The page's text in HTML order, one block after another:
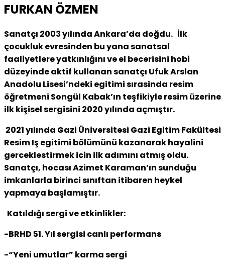
FURKAN ÖZMEN
Sanatçı 2003 yılında Ankara’da doğdu. İlk
çocukluk evresinden bu yana sanatsal
faaliyetlere yatkınlığını ve el becerisini hobi
düzeyinde aktif kullanan sanatçı Ufuk Arslan
Anadolu Lisesi’ndeki egitimi sırasinda resim
öğretmeni Songül Kabak’ın teşfikiyle resim üzerine
ilk kişisel sergisini 2020 yılında açmıştır.
2021 yılında Gazi Üniversitesi Gazi Egitim Fakültesi
Resim Iş egitimi bölümünü kazanarak hayalini
gerceklestirmek icin ilk adımını atmış oldu.
Sanatçı, hocası Azimet Karaman’ın sunduğu
imkanlarla birinci sınıftan itibaren heykel
yapmaya başlamıştır.
Katıldığı sergi ve etkinlikler:
-BRHD 51. Yıl sergisi canlı performans
-“Yeni umutlar” karma sergi